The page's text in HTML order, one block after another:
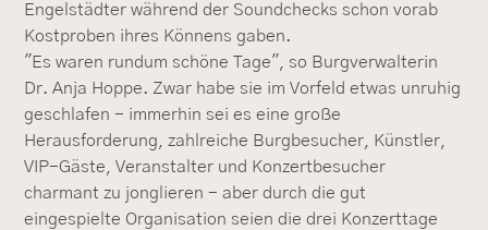
Engelstädter während der Soundchecks schon vorab
Kostproben ihres Könnens gaben.
"Es waren rundum schöne Tage", so Burgverwalterin
Dr. Anja Hoppe. Zwar habe sie im Vorfeld etwas unruhig
geschlafen - immerhin sei es eine große
Herausforderung, zahlreiche Burgbesucher, Künstler,
VIP-Gäste, Veranstalter und Konzertbesucher
charmant zu jonglieren - aber durch die gut
eingespielte Organisation seien die drei Konzerttage